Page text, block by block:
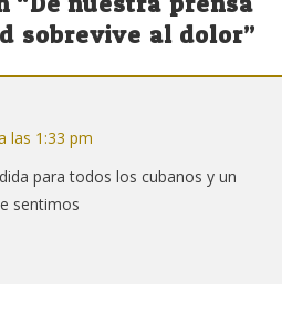
sobrevive al dolor”
las 1:33 pm
para todos los cubanos y un
sentimos